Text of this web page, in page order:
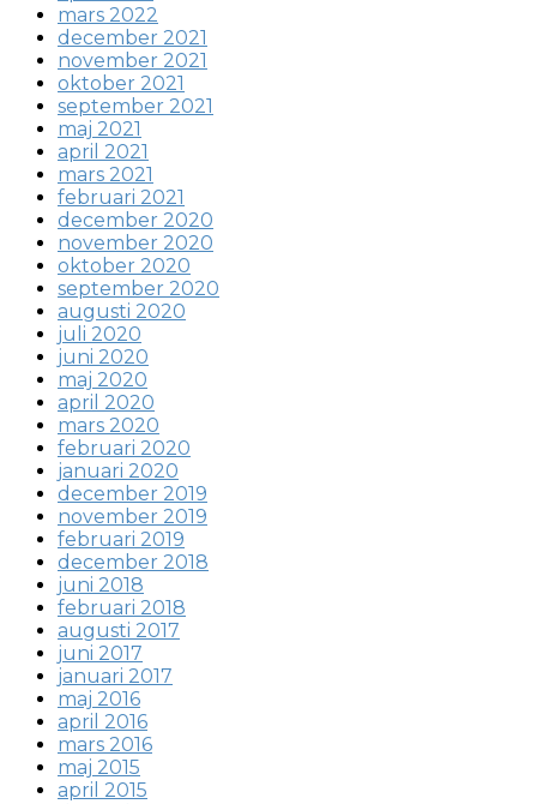
mars 2022
december 2021
november 2021
oktober 2021
september 2021
maj 2021
april 2021
mars 2021
februari 2021
december 2020
november 2020
oktober 2020
september 2020
augusti 2020
juli 2020
juni 2020
maj 2020
april 2020
mars 2020
februari 2020
januari 2020
december 2019
november 2019
februari 2019
december 2018
juni 2018
februari 2018
augusti 2017
juni 2017
januari 2017
maj 2016
april 2016
mars 2016
maj 2015
april 2015